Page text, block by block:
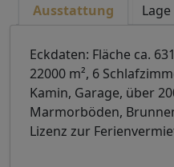
Ausstattung Lage
Eckdaten: Fläche ca.
22000 m², 6
Kamin, Garage, über
Marmorböden,
Lizenz zur